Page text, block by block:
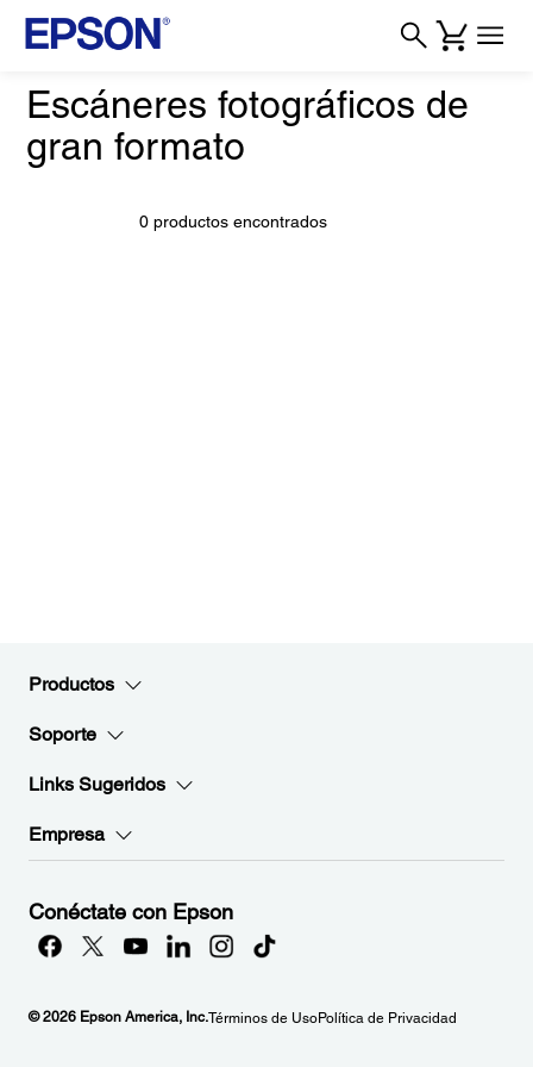
Escáneres fotográficos de
gran formato
0 productos encontrados
Productos
Soporte
Links Sugeridos
Empresa
Conéctate con Epson
© 2026 Epson America, Inc.Términos de UsoPolítica de Privacidad